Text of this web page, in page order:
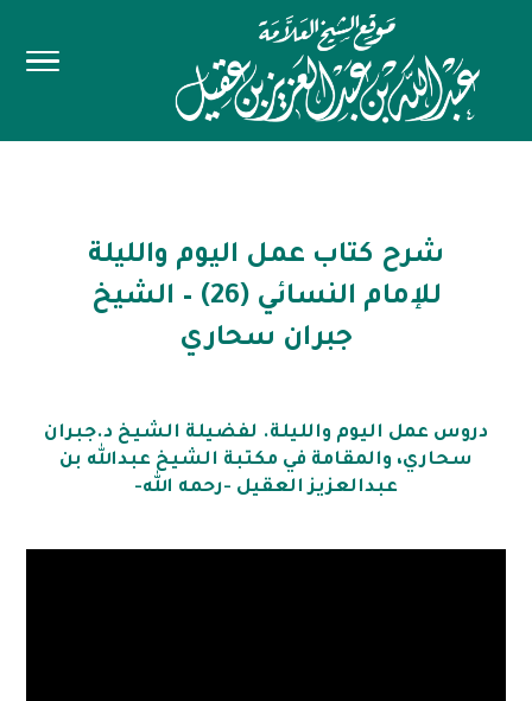
شرح كتاب عمل اليوم والليلة
للإمام النسائي (26) – الشيخ
جبران سحاري
دروس عمل اليوم والليلة. لفضيلة الشيخ د.جبران
سحاري، والمقامة في مكتبة الشيخ عبدالله بن
عبدالعزيز العقيل -رحمه الله-